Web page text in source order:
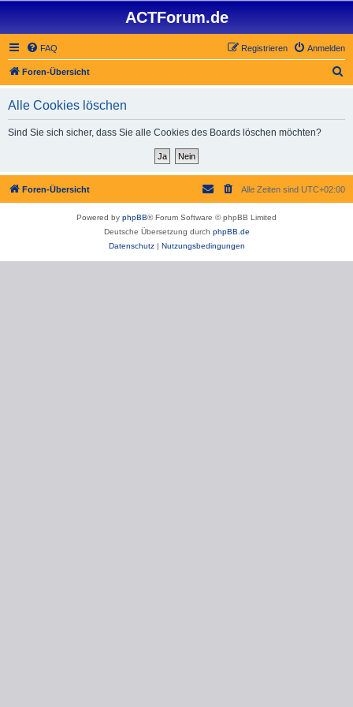
ACTForum.de
FAQ Anmelden
Registrieren
Foren-Übersicht
Alle Cookies löschen
Sind Sie sich sicher, dass Sie alle Cookies des Boards löschen möchten?
Foren-Übersicht Alle Zeiten sind UTC+02:00
Powered by phpBB® Forum Software © phpBB Limited
Deutsche Übersetzung durch phpBB.de
Datenschutz| Nutzungsbedingungen